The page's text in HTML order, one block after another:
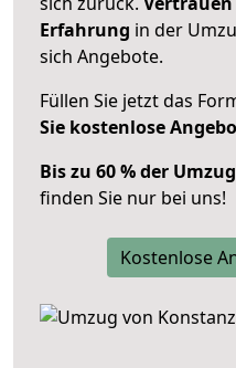
Erfahrung in der
sich Angebote.
Füllen Sie jetzt das
Sie kostenlose
Bis zu 60 % der
finden Sie nur bei uns!
Kostenlose